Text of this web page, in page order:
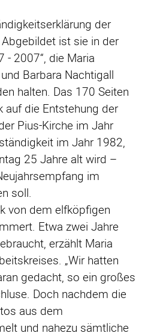
der
ist sie in der
- 2007“, die Maria
Barbara Nachtigall
halten. Das 170 Seiten
auf die Entstehung der
Pius-Kirche im Jahr
im Jahr 1982,
25 Jahre alt wird –
im
soll.
von dem elfköpfigen
Etwa zwei Jahre
erzählt Maria
„Wir hatten
gedacht, so ein großes
Doch nachdem die
aus dem
und nahezu sämtliche